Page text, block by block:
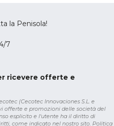
la Penisola!
7
ricevere offerte e
(Cecotec Innovaciones S.L. e
offerte e promozioni delle società del
esplicito e l'utente ha il diritto di
come indicato nel nostro sito. Politica